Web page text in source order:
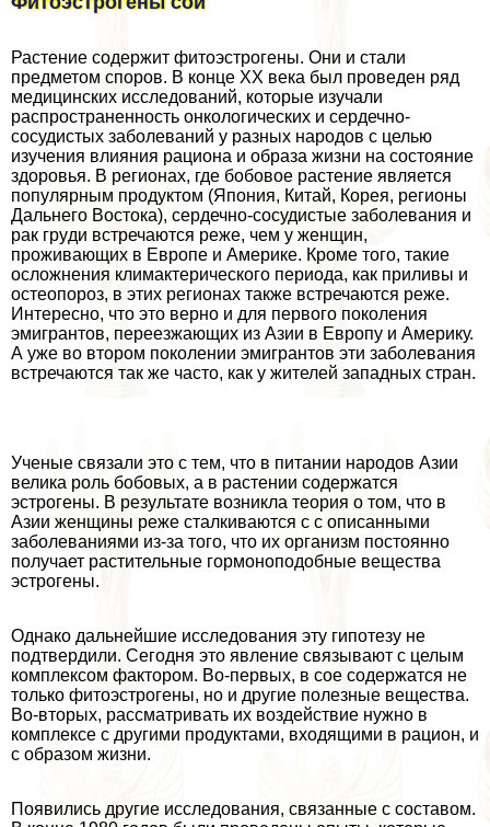
Растение содержит фитоэстрогены. Они и стали
предметом споров. В конце ХХ века был проведен ряд
медицинских исследований, которые изучали
распространенность oнкoлoгических и сердечно-
сосудистых заболеваний у разных народов с целью
изучения влияния рациона и образа жизни на состояние
здоровья. В регионах, где бобовое растение является
популярным продуктом (Япония, Китай, Корея, регионы
Дальнего Востока), сердечно-сосудистые заболевания и
paк гpyди встречаются реже, чем у женщин,
проживающих в Европе и Америке. Кроме того, такие
осложнения климактерического периода, как приливы и
остеопороз, в этих регионах также встречаются реже.
Интересно, что это верно и для первого поколения
эмигрантов, переезжающих из Азии в Европу и Америку.
А уже во втором поколении эмигрантов эти заболевания
встречаются так же часто, как у жителей западных стран.
Ученые связали это с тем, что в питании народов Азии
велика роль бобовых, а в растении содержатся
эстрогены. В результате возникла теория о том, что в
Азии женщины реже сталкиваются с с описанными
заболеваниями из-за того, что их организм постоянно
получает растительные гормоноподобные вещества
эстрогены.
Однако дальнейшие исследования эту гипотезу не
подтвердили. Сегодня это явление связывают с целым
комплексом фактором. Во-первых, в сое содержатся не
только фитоэстрогены, но и другие полезные вещества.
Во-вторых, рассматривать их воздействие нужно в
комплексе с другими продуктами, входящими в рацион, и
с образом жизни.
Появились другие исследования, связанные с составом.